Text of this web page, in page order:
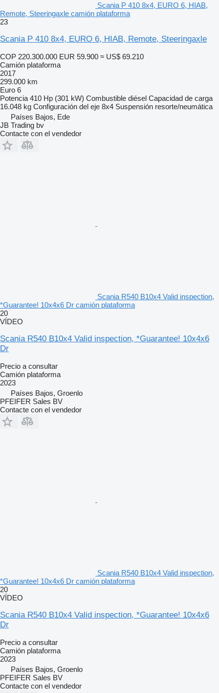
Scania P 410 8x4, EURO 6, HIAB,
Remote, Steeringaxle camión plataforma
23
Scania P 410 8x4, EURO 6, HIAB, Remote, Steeringaxle
COP 220.300.000 EUR 59.900 ≈ US$ 69.210
Camión plataforma
2017
299.000 km
Euro 6
Potencia 410 Hp (301 kW) Combustible diésel Capacidad de carga
16.048 kg Configuración del eje 8x4 Suspensión resorte/neumática
Países Bajos, Ede
JB Trading bv
Contacte con el vendedor
Scania R540 B10x4 Valid inspection,
*Guarantee! 10x4x6 Dr camión plataforma
20
VÍDEO
Scania R540 B10x4 Valid inspection, *Guarantee! 10x4x6
Dr
Precio a consultar
Camión plataforma
2023
Países Bajos, Groenlo
PFEIFER Sales BV
Contacte con el vendedor
Scania R540 B10x4 Valid inspection,
*Guarantee! 10x4x6 Dr camión plataforma
20
VÍDEO
Scania R540 B10x4 Valid inspection, *Guarantee! 10x4x6
Dr
Precio a consultar
Camión plataforma
2023
Países Bajos, Groenlo
PFEIFER Sales BV
Contacte con el vendedor